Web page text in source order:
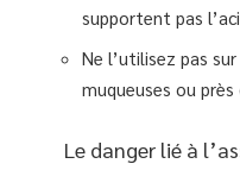
supportent pas
Ne l’utilisez pas sur
muqueuses ou près
Le danger lié à